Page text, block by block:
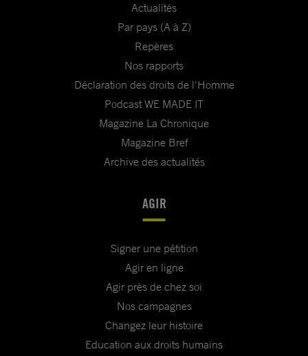
Actualités
Par pays (A à Z)
Repères
Nos rapports
Déclaration des droits de l'Homme
Podcast WE MADE IT
Magazine La Chronique
Magazine Bref
Archive des actualités
AGIR
Signer une pétition
Agir en ligne
Agir près de chez soi
Nos campagnes
Changez leur histoire
Education aux droits humains